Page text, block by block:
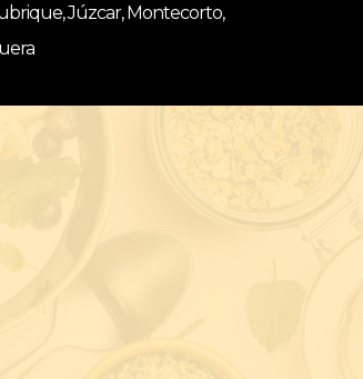
Júzcar, Montecorto,